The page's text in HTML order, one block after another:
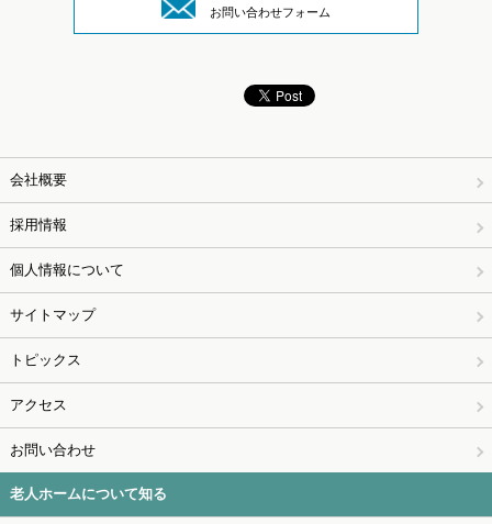
お問い合わせフォーム
会社概要
採用情報
個人情報について
サイトマップ
トピックス
アクセス
お問い合わせ
老人ホームについて知る